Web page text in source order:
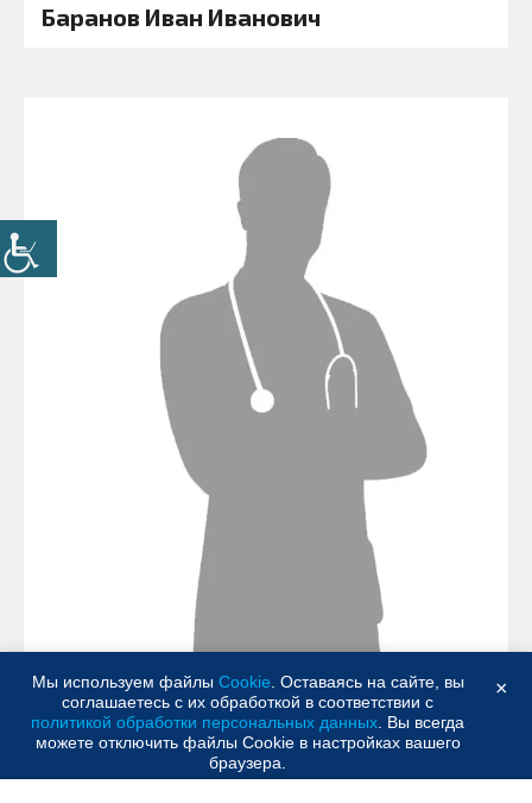
Баранов Иван Иванович
ВРАЧ-АНЕСТЕЗИОЛОГ
Мы используем файлы Cookie . Оставаясь на сайте, вы
соглашаетесь с их обработкой в соответствии с
политикой обработки персональных данных . Вы всегда
можете отключить файлы Cookie в настройках вашего
браузера.
×